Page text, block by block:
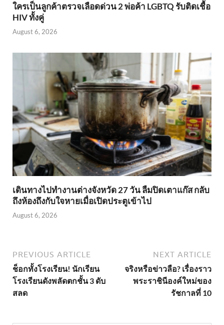
ใครเป็นลูกค้าตรวจเลือดด่วน 2 พ่อค้า LGBTQ รับติดเชื้อ
HIV ทั้งคู่
August 6, 2026
เดินทางไปทำงานต่างจังหวัด 27 วัน ลืมปิดเตาแก๊ส กลับ
ถึงห้องถึงกับใจหายเมื่อเปิดประตูเข้าไป
August 6, 2026
PREVIOUS ARTICLE
ช็อกทั้งโรงเรียน! นักเรียน
โรงเรียนดังพลัดตกชั้น 3 ดับ
สลด
NEXT ARTICLE
จริงหรือข่าวลือ? เรื่องราว
พระราชินีองค์ใหม่ของ
รัชกาลที่ 10